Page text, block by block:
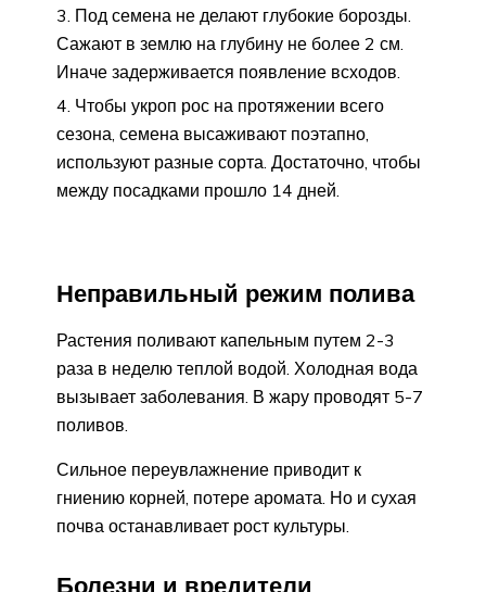
Под семена не делают глубокие борозды.
Сажают в землю на глубину не более 2 см.
Иначе задерживается появление всходов.
Чтобы укроп рос на протяжении всего
сезона, семена высаживают поэтапно,
используют разные сорта. Достаточно, чтобы
между посадками прошло 14 дней.
Неправильный режим полива
Растения поливают капельным путем 2-3
раза в неделю теплой водой. Холодная вода
вызывает заболевания. В жару проводят 5-7
поливов.
Сильное переувлажнение приводит к
гниению корней, потере аромата. Но и сухая
почва останавливает рост культуры.
Болезни и вредители